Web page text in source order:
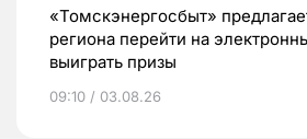
«Томскэнергосбыт»
региона перейти на
выиграть призы
09:10 / 03.08.26